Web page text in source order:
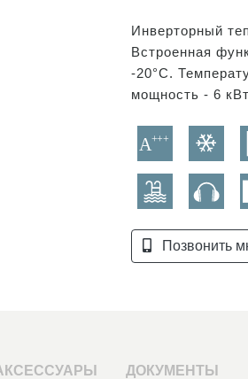
Инверторный
Встроенная
-20°C.
мощность - 6
Позвонить
ДОКУМЕНТЫ